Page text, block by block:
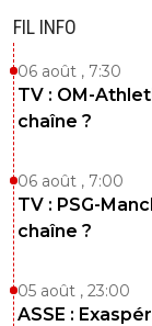
FIL INFO
06 août , 7:30
TV : OM-
chaîne ?
06 août , 7:00
TV : PSG-
chaîne ?
05 août , 23:00
ASSE :